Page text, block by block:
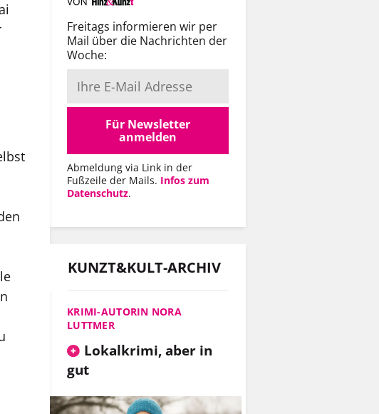
Freitags informieren wir per
Mail über die Nachrichten der
Woche:
Für Newsletter
anmelden
Abmeldung via Link in der
Fußzeile der Mails. Infos zum
Datenschutz.
KUNZT&KULT-ARCHIV
KRIMI-AUTORIN NORA
LUTTMER
Lokalkrimi, aber in
gut